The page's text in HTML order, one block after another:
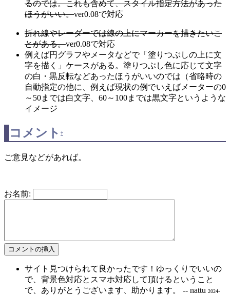
るのでは。これも含めて、スタイル指定方法があった
ほうがいい。ver0.08で対応
折れ線やレーダーでは線の上にマーカーを描きたいこ
とがある。ver0.08で対応
例えば円グラフやメータなどで「塗りつぶしの上に文
字を描く」ケースがある。塗りつぶし色に応じて文字
の白・黒反転などあったほうがいいのでは（省略時の
自動指定の他に、例えば現状の例でいえばメーターの0
～50までは白文字、60～100までは黒文字というような
イメージ
コメント †
ご意見などがあれば。
お名前:
サイト見つけられて良かったです！ゆっくりでいいの
で、背景色対応とスマホ対応して頂けるということ
で、ありがとうございます、助かります。 -- nattu 2024-